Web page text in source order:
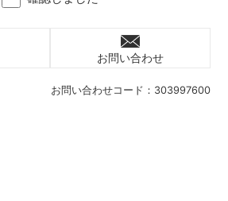
お問い合わせコード： 303997600
お問い合わせ